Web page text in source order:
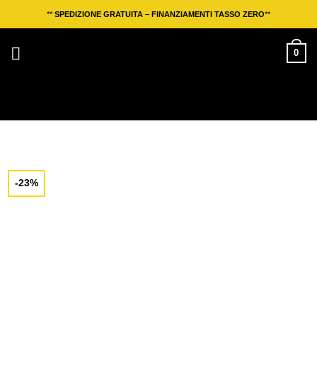
ai
** SPEDIZIONE GRATUITA – FINANZIAMENTI TASSO ZERO**
0
-23%